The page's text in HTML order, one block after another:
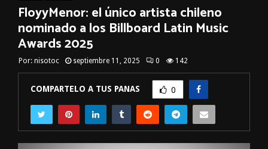
FloyyMenor: el único artista chileno
nominado a los Billboard Latin Music
Awards 2025
Por: nisotoc septiembre 11, 2025 0 142
COMPARTELO A TUS PANAS 0